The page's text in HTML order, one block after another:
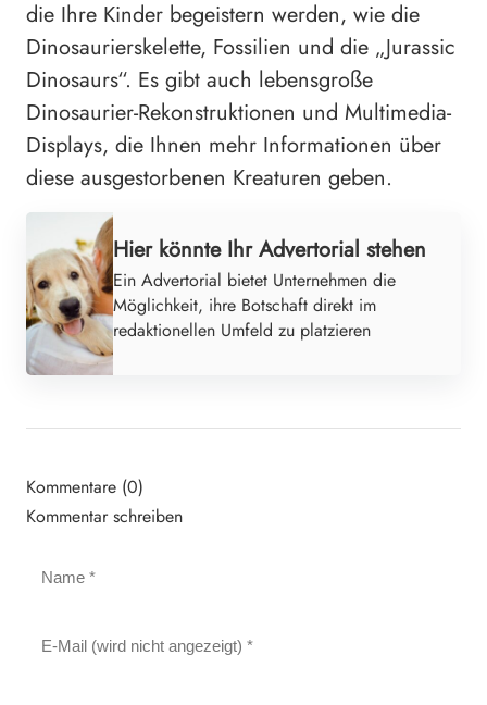
die Ihre Kinder begeistern werden, wie die
Dinosaurierskelette, Fossilien und die „Jurassic
Dinosaurs“. Es gibt auch lebensgroße
Dinosaurier-Rekonstruktionen und Multimedia-
Displays, die Ihnen mehr Informationen über
diese ausgestorbenen Kreaturen geben.
Hier könnte Ihr Advertorial stehen
Ein Advertorial bietet Unternehmen die
Möglichkeit, ihre Botschaft direkt im
redaktionellen Umfeld zu platzieren
Kommentare (0)
Kommentar schreiben